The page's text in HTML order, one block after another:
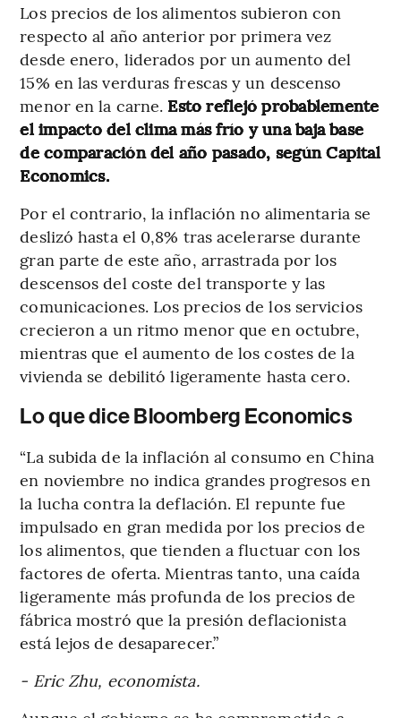
Los precios de los alimentos subieron con
respecto al año anterior por primera vez
desde enero, liderados por un aumento del
15% en las verduras frescas y un descenso
menor en la carne. Esto reflejó probablemente
el impacto del clima más frío y una baja base
de comparación del año pasado, según Capital
Economics.
Por el contrario, la inflación no alimentaria se
deslizó hasta el 0,8% tras acelerarse durante
gran parte de este año, arrastrada por los
descensos del coste del transporte y las
comunicaciones. Los precios de los servicios
crecieron a un ritmo menor que en octubre,
mientras que el aumento de los costes de la
vivienda se debilitó ligeramente hasta cero.
Lo que dice Bloomberg Economics
“La subida de la inflación al consumo en China
en noviembre no indica grandes progresos en
la lucha contra la deflación. El repunte fue
impulsado en gran medida por los precios de
los alimentos, que tienden a fluctuar con los
factores de oferta. Mientras tanto, una caída
ligeramente más profunda de los precios de
fábrica mostró que la presión deflacionista
está lejos de desaparecer.”
- Eric Zhu, economista.